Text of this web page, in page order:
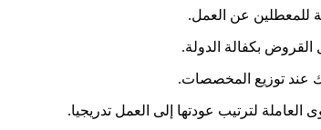
للمعطلين عن العمل.
بكفالة الدولة.
عند توزيع المخصصات.
لترتيب عودتها إلى العمل تدريجيا.